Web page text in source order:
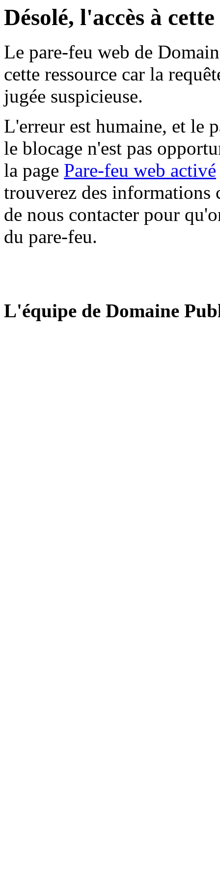
Désolé, l'accès à
Le pare-feu web de
cette ressource car la
jugée suspicieuse.
L'erreur est humaine, et le
le blocage n'est pas
la page Pare-feu web activé
trouverez des informations
de nous contacter pour
du pare-feu.
L'équipe de Domaine